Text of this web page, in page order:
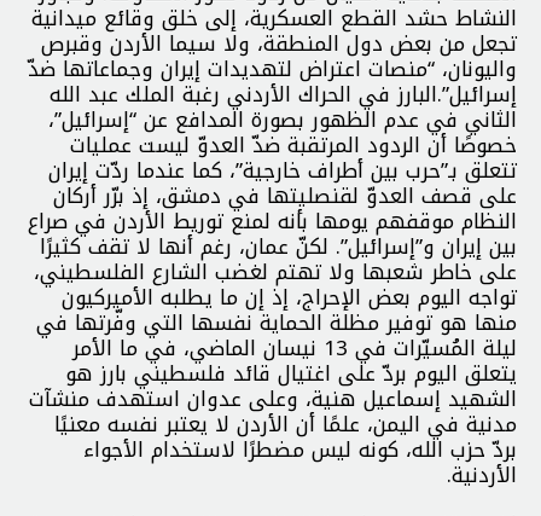
النشاط حشد القطع العسكرية، إلى خلق وقائع ميدانية
تجعل من بعض دول المنطقة، ولا سيما الأردن وقبرص
واليونان، “منصات اعتراض لتهديدات إيران وجماعاتها ضدّ
إسرائيل”.البارز في الحراك الأردني رغبة الملك عبد الله
الثاني في عدم الظهور بصورة المدافع عن “إسرائيل”،
خصوصًا أن الردود المرتقبة ضدّ العدوّ ليست عمليات
تتعلق بـ”حرب بين أطراف خارجية”، كما عندما ردّت إيران
على قصف العدوّ لقنصليتها في دمشق، إذ برّر أركان
النظام موقفهم يومها بأنه لمنع توريط الأردن في صراع
بين إيران و”إسرائيل”. لكنّ عمان، رغم أنها لا تقف كثيرًا
على خاطر شعبها ولا تهتم لغضب الشارع الفلسطيني،
تواجه اليوم بعض الإحراج، إذ إن ما يطلبه الأميركيون
منها هو توفير مظلة الحماية نفسها التي وفّرتها في
ليلة المُسيّرات في 13 نيسان الماضي، في ما الأمر
يتعلق اليوم بردّ على اغتيال قائد فلسطيني بارز هو
الشهيد إسماعيل هنية، وعلى عدوان استهدف منشآت
مدنية في اليمن، علمًا أن الأردن لا يعتبر نفسه معنيًا
بردّ حزب الله، كونه ليس مضطرًا لاستخدام الأجواء
الأردنية.